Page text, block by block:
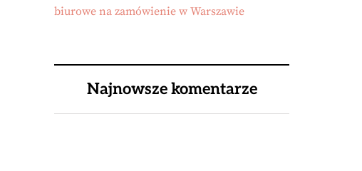
biurowe na zamówienie w Warszawie
Najnowsze komentarze